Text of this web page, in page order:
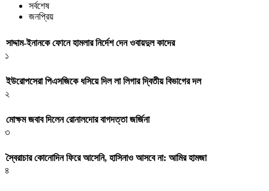
সর্বশেষ
জনপ্রিয়
সাদ্দাম-ইনানকে ফোনে হামলার নির্দেশ দেন ওবায়দুল কাদের
১
ইউরোপসেরা পিএসজিকে ধসিয়ে দিল লা লিগার দ্বিতীয় বিভাগের দল
২
মোক্ষম জবাব দিলেন রোনালদোর বাগদত্তা জর্জিনা
৩
স্বৈরাচার কোনোদিন ফিরে আসেনি, হাসিনাও আসবে না: আমির হামজা
৪